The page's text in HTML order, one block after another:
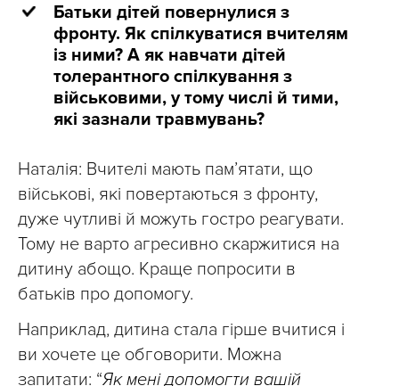
Батьки дітей повернулися з
фронту. Як спілкуватися вчителям
із ними? А як навчати дітей
толерантного спілкування з
військовими, у тому числі й тими,
які зазнали травмувань?
Наталія: Вчителі мають пам’ятати, що
військові, які повертаються з фронту,
дуже чутливі й можуть гостро реагувати.
Тому не варто агресивно скаржитися на
дитину абощо. Краще попросити в
батьків про допомогу.
Наприклад, дитина стала гірше вчитися і
ви хочете це обговорити. Можна
запитати: “Як мені допомогти вашій